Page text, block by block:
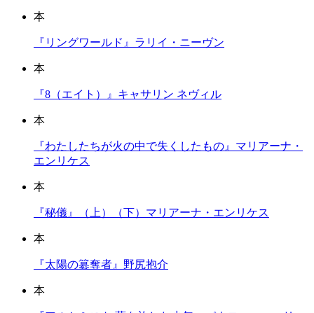
本
『リングワールド』ラリイ・ニーヴン
本
『8（エイト）』キャサリン ネヴィル
本
『わたしたちが火の中で失くしたもの』マリアーナ・
エンリケス
本
『秘儀』（上）（下）マリアーナ・エンリケス
本
『太陽の簒奪者』野尻抱介
本